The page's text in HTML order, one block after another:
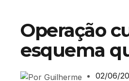
Operação
esquema
02/06/